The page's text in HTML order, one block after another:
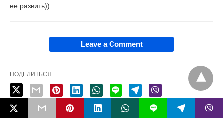
ее развить))
Leave a Comment
ПОДЕЛИТЬСЯ
L